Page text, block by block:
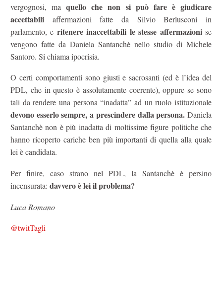
vergognosi, maquello che non si può fare è giudicare
accettabili affermazioni fatte da Silvio Berlusconi in
parlamento, e ritenere inaccettabili le stesse affermazionise
vengono fatte da Daniela Santanchè nello studio di Michele
Santoro. Si chiama ipocrisia.
O certi comportamenti sono giusti e sacrosanti (ed è l’idea del
PDL, che in questo è assolutamente coerente), oppure se sono
tali da rendere una persona “inadatta” ad un ruolo istituzionale
devono esserlo sempre, a prescindere dalla persona. Daniela
Santanchè non è più inadatta di moltissime figure politiche che
hanno ricoperto cariche ben più importanti di quella alla quale
lei è candidata.
Per finire, caso strano nel PDL, la Santanchè è persino
incensurata: davvero è lei il problema?
Luca Romano
@twitTagli